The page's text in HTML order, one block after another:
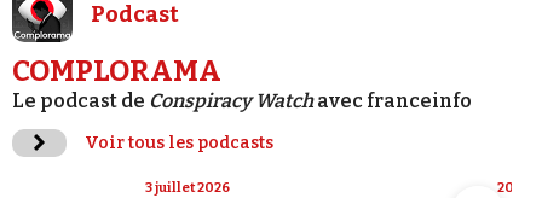
Podcast
COMPLORAMA
Le podcast de Conspiracy Watchavec franceinfo
Voir tous les podcasts
3 juillet 2026 20